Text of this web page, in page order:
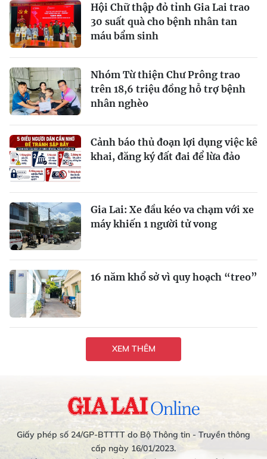
Hội Chữ thập đỏ tỉnh Gia Lai trao
30 suất quà cho bệnh nhân tan
máu bẩm sinh
Nhóm Từ thiện Chư Prông trao
trên 18,6 triệu đồng hỗ trợ bệnh
nhân nghèo
Cảnh báo thủ đoạn lợi dụng việc kê
khai, đăng ký đất đai để lừa đảo
Gia Lai: Xe đầu kéo va chạm với xe
máy khiến 1 người tử vong
16 năm khổ sở vì quy hoạch “treo”
XEM THÊM
Giấy phép số 24/GP-BTTTT do Bộ Thông tin - Truyền thông
cấp ngày 16/01/2023.